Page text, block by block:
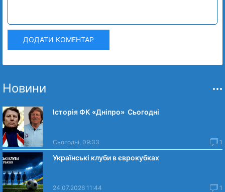
ДОДАТИ КОМЕНТАР
Новини
Історія ФК «Дніпро» Сьогодні
Сьогодні, 09:33 1
Українські клуби в єврокубках
24.07.2026 11:44 1